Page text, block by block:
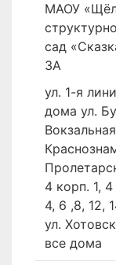
МАОУ
сад
3А
ул. 1-я
дома ул.
4 корп. 1,
4, 6 ,8, 12,
ул.
все дома